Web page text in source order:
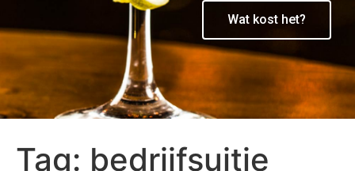
Wat kost het?
Tag: bedrijfsuitje